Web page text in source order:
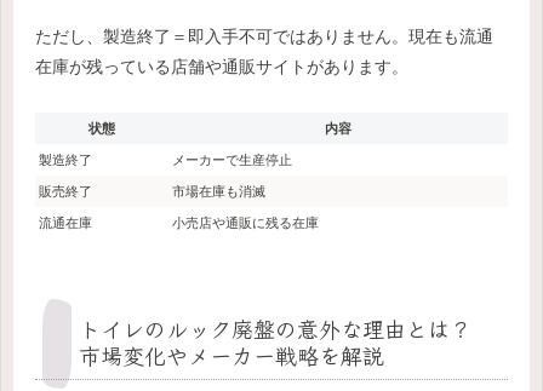
ただし、製造終了＝即入手不可ではありません。現在も流通
在庫が残っている店舗や通販サイトがあります。
状態 内容
製造終了 メーカーで生産停止
販売終了 市場在庫も消滅
流通在庫 小売店や通販に残る在庫
トイレのルック廃盤の意外な理由とは？
市場変化やメーカー戦略を解説